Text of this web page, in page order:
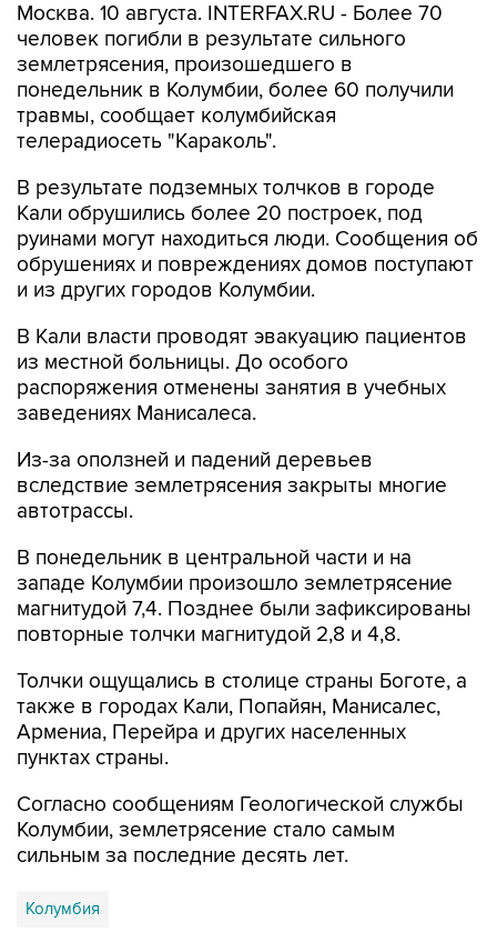
Москва. 10 августа. INTERFAX.RU - Более 70
человек погибли в результате сильного
землетрясения, произошедшего в
понедельник в Колумбии, более 60 получили
травмы, сообщает колумбийская
телерадиосеть "Караколь".
В результате подземных толчков в городе
Кали обрушились более 20 построек, под
руинами могут находиться люди. Сообщения об
обрушениях и повреждениях домов поступают
и из других городов Колумбии.
В Кали власти проводят эвакуацию пациентов
из местной больницы. До особого
распоряжения отменены занятия в учебных
заведениях Манисалеса.
Из-за оползней и падений деревьев
вследствие землетрясения закрыты многие
автотрассы.
В понедельник в центральной части и на
западе Колумбии произошло землетрясение
магнитудой 7,4. Позднее были зафиксированы
повторные толчки магнитудой 2,8 и 4,8.
Толчки ощущались в столице страны Боготе, а
также в городах Кали, Попайян, Манисалес,
Армениа, Перейра и других населенных
пунктах страны.
Согласно сообщениям Геологической службы
Колумбии, землетрясение стало самым
сильным за последние десять лет.
Колумбия